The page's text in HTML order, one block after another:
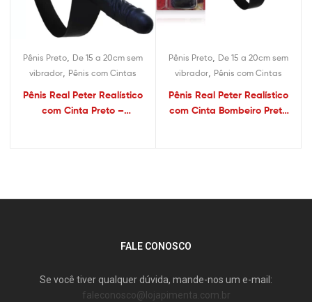
Pênis Preto, De 15 a 20cm sem
vibrador, Pênis com Cintas
Pênis Real Peter Realístico
com Cinta Preto –
Pênis Preto, De 15 a 20cm sem
vibrador, Pênis com Cintas
Pênis Real Peter Realístico
com Cinta Bombeiro Preto
FALE CONOSCO
Se você tiver qualquer dúvida, mande-nos um e-mail:
faleconosco@lojapimenta.com.br